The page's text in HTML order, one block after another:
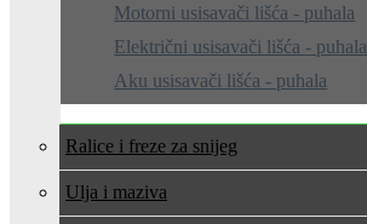
Motorni usisavači lišća - puhala
Električni usisavači lišća - puhala
Aku usisavači lišća - puhala
Ralice i freze za snijeg
Ulja i maziva